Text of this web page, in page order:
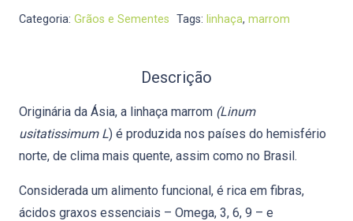
Categoria: Grãos e Sementes Tags: linhaça, marrom
Descrição
Originária da Ásia, a linhaça marrom (Linum
usitatissimum L) é produzida nos países do hemisfério
norte, de clima mais quente, assim como no Brasil.
Considerada um alimento funcional, é rica em fibras,
ácidos graxos essenciais – Omega, 3, 6, 9 – e